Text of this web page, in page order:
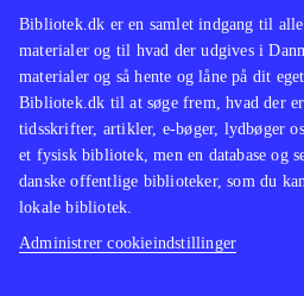
Bibliotek.dk er en samlet indgang til
materialer og til hvad der udgives i
materialer og så hente og låne på dit
Bibliotek.dk til at søge frem, hvad der
tidsskrifter, artikler, e-bøger, lydbøger
et fysisk bibliotek, men en database og
danske offentlige biblioteker, som du
lokale bibliotek.
Administrer cookieindstillinger